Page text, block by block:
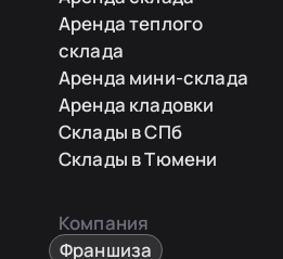
Аренда теплого
склада
Аренда мини-склада
Аренда кладовки
Склады в СПб
Склады в Тюмени
Компания
Франшиза